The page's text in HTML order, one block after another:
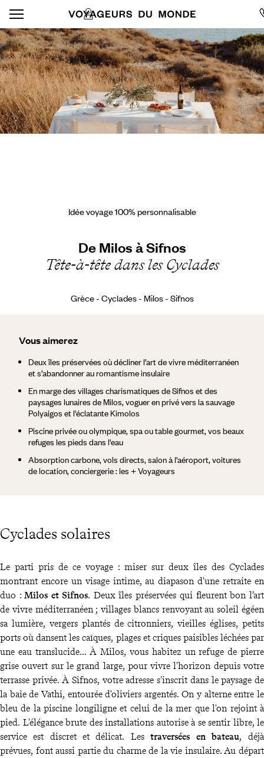
Idée voyage 100% personnalisable
De Milos à Sifnos
Tête-à-tête dans les Cyclades
Grèce - Cyclades - Milos - Sifnos
Cyclades solaires
Vous aimerez
Deux îles préservées où décliner l’art de vivre méditerranéen
et s’abandonner au romantisme insulaire
En marge des villages charismatiques de Sifnos et des
paysages lunaires de Milos, voguer en privé vers la sauvage
Polyaigos et l'éclatante Kimolos
Piscine privée ou olympique, spa ou table gourmet, vos beaux
refuges les pieds dans l'eau
Absorption carbone, vols directs, salon à l'aéroport, voitures
de location, conciergerie : les + Voyageurs
Le parti pris de ce voyage : miser sur deux îles des Cyclades
montrant encore un visage intime, au diapason d'une retraite en
duo : Milos et Sifnos. Deux îles préservées qui fleurent bon l’art
de vivre méditerranéen ; villages blancs renvoyant au soleil égéen
sa lumière, vergers plantés de citronniers, vieilles églises, petits
ports où dansent les caïques, plages et criques paisibles léchées par
une eau translucide... À Milos, vous habitez un refuge de pierre
grise ouvert sur le grand large, pour vivre l'horizon depuis votre
terrasse privée. À Sifnos, votre adresse s'inscrit dans le paysage de
la baie de Vathi, entourée d'oliviers argentés. On y alterne entre le
bleu de la piscine longiligne et celui de la mer que l'on rejoint à
pied. L'élégance brute des installations autorise à se sentir libre, le
service est discret et délicat. Les traversées en bateau, déjà
prévues, font aussi partie du charme de la vie insulaire. Au départ